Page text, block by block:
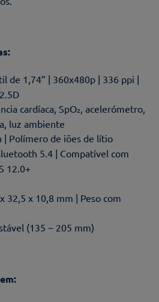
de 1,74” | 360x480p | 336 ppi |
cardíaca, SpO₂, acelerómetro,
luz ambiente
| Polímero de iões de lítio
5.4 | Compatível com
12.0+
32,5 x 10,8 mm | Peso com
(135 ~ 205 mm)